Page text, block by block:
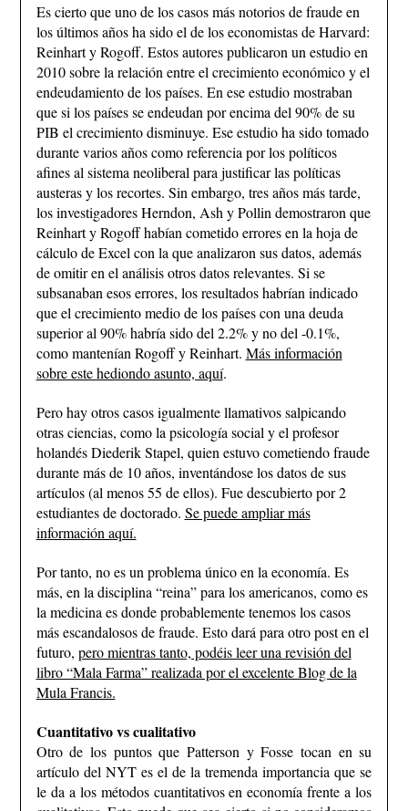
Es cierto que uno de los casos más notorios de fraude en
los últimos años ha sido el de los economistas de Harvard:
Reinhart y Rogoff. Estos autores publicaron un estudio en
2010 sobre la relación entre el crecimiento económico y el
endeudamiento de los países. En ese estudio mostraban
que si los países se endeudan por encima del 90% de su
PIB el crecimiento disminuye. Ese estudio ha sido tomado
durante varios años como referencia por los políticos
afines al sistema neoliberal para justificar las políticas
austeras y los recortes. Sin embargo, tres años más tarde,
los investigadores Herndon, Ash y Pollin demostraron que
Reinhart y Rogoff habían cometido errores en la hoja de
cálculo de Excel con la que analizaron sus datos, además
de omitir en el análisis otros datos relevantes. Si se
subsanaban esos errores, los resultados habrían indicado
que el crecimiento medio de los países con una deuda
superior al 90% habría sido del 2.2% y no del -0.1%,
como mantenían Rogoff y Reinhart. Más información
sobre este hediondo asunto, aquí.
Pero hay otros casos igualmente llamativos salpicando
otras ciencias, como la psicología social y el profesor
holandés Diederik Stapel, quien estuvo cometiendo fraude
durante más de 10 años, inventándose los datos de sus
artículos (al menos 55 de ellos). Fue descubierto por 2
estudiantes de doctorado. Se puede ampliar más
información aquí.
Por tanto, no es un problema único en la economía. Es
más, en la disciplina “reina” para los americanos, como es
la medicina es donde probablemente tenemos los casos
más escandalosos de fraude. Esto dará para otro post en el
futuro, pero mientras tanto, podéis leer una revisión del
libro “Mala Farma” realizada por el excelente Blog de la
Mula Francis.
Cuantitativo vs cualitativo
Otro de los puntos que Patterson y Fosse tocan en su
artículo del NYT es el de la tremenda importancia que se
le da a los métodos cuantitativos en economía frente a los